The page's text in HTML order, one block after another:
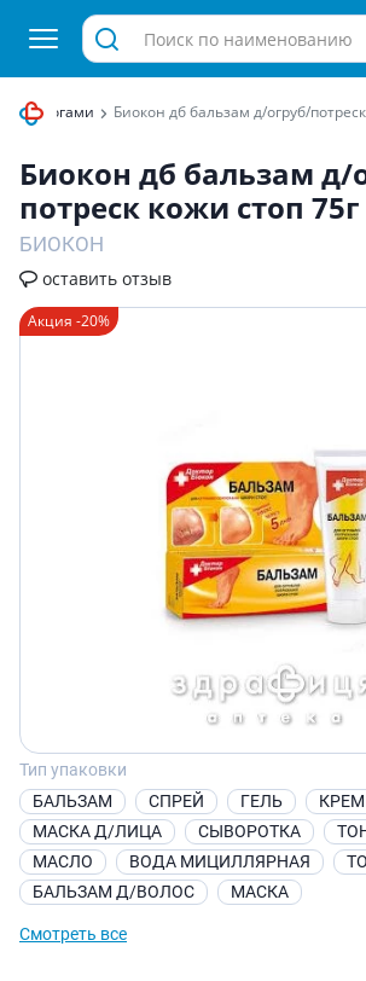
за ногами Биокон дб бальзам д/огруб/
Биокон дб бальзам д/
потреск кожи стоп 75г
БИОКОН
оставить отзыв
Акция -20%
Тип упаковки
БАЛЬЗАМ
СПРЕЙ ГЕЛЬ КРЕМ
МАСКА Д/ЛИЦА
СЫВОРОТКА
МАСЛО
ВОДА МИЦИЛЛЯРНАЯ
БАЛЬЗАМ Д/ВОЛОС
МАСКА
Смотреть все